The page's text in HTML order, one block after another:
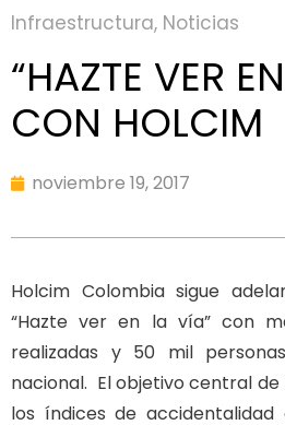
Infraestructura, Noticias
“HAZTE VER
CON HOLCIM
noviembre 19, 2017
Holcim Colombia sigue
“Hazte ver en la vía” con
realizadas y 50 mil
nacional. El objetivo central
los índices de